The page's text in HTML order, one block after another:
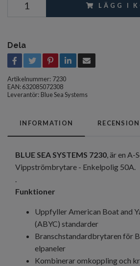
LÄGG I
Dela
Artikelnummer: 7230
EAN: 632085072308
Leverantör: Blue Sea Systems
INFORMATION
BLUE SEA SYSTEMS 7230, är en A-
Vippströmbrytare - Enkelpolig 50A.
.
Funktioner
Uppfyller American Boat and
(ABYC) standarder
Branschstandardbrytaren för
elpaneler
Kombinerar omkoppling och